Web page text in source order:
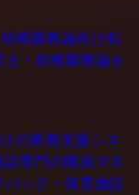
稚園教論向け転
・幼稚園教論を
の業務支援シス
専門の職員マネ
ック - 保育施設